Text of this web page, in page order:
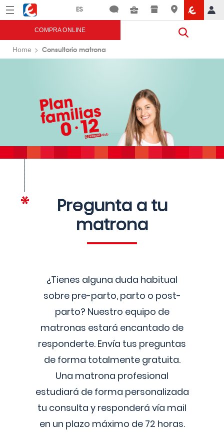
Menú Eroski
COMPRA ONLINE
Home Consultorio matrona
Pregunta a tu
matrona
¿Tienes alguna duda habitual
sobre pre-parto, parto o post-
parto? Nuestro equipo de
matronas estará encantado de
responderte. Envía tus preguntas
de forma totalmente gratuita.
Una matrona profesional
estudiará de forma personalizada
tu consulta y responderá vía mail
en un plazo máximo de 72 horas.